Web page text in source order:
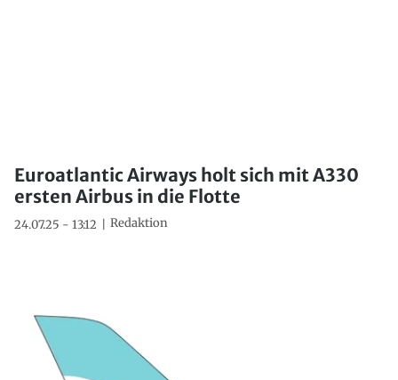
Euroatlantic Airways holt sich mit A330
ersten Airbus in die Flotte
24.07.25 - 13:12 Redaktion